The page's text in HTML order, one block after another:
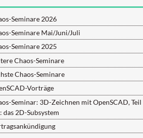
Seminare 2026
Seminare Mai/Juni/Juli
Seminare 2025
Chaos-Seminare
Chaos-Seminare
Vorträge
Seminar: 3D-Zeichnen mit OpenSCAD, Teil
das 2D-Subsystem